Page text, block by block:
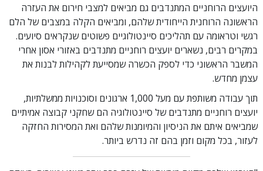
היועצים הרוחניים המתנדבים גם מביאים למצבי חירום את העזרה
הראשונה הרוחנית הייחודית שלהם, ומביאים הקלה במצבים של הלם
רגשי וטראומה עם תהליכים סיינטולוגיים פשוטים שנקראים סיועים.
במקרים רבים, נשארים יועצים רוחניים מתנדבים באזורי אסון אחרי
המשבר הראשוני כדי לספק הכשרה שמסייעת לקהילות לבנות את
עצמן מחדש.
תוך עבודה משותפת עם מעל 1,000 ארגונים וסוכנויות ממשלתיות,
יועצים רוחניים מתנדבים של סיינטולוגיה הם שחקני קבוצה אמיתיים
שמביאים איתם את הניסיון והמיומנות שלהם ואת המסירות החזקה
לעזור, בכל מקום וזמן בהם זה נדרש ביותר.